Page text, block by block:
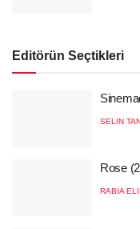
Editörün Seçtikleri
SELIN
Rose
RABIA